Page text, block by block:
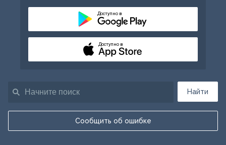
Найти
Сообщить об ошибке
Доступно в
Доступно в